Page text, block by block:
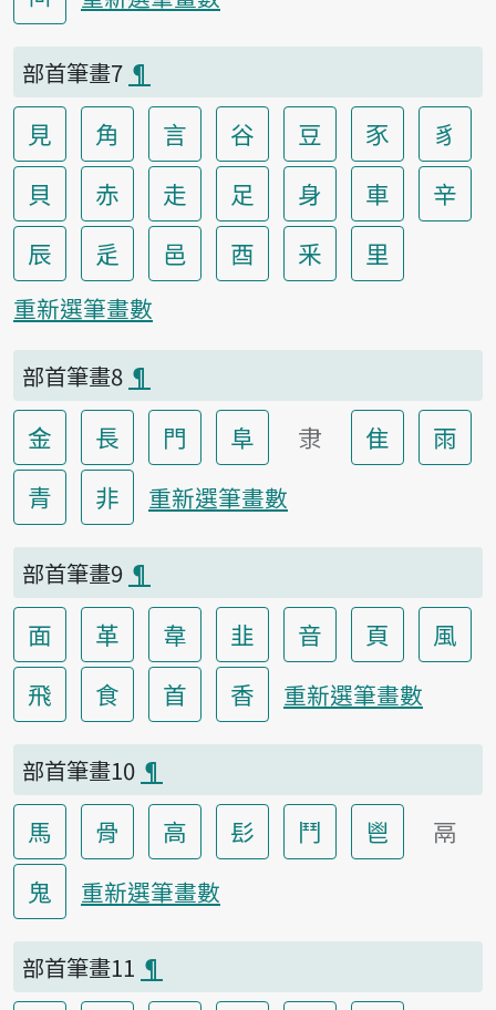
部首筆畫7 ¶
見 角 言 谷 豆 豕
豸
貝
赤 走 足 身 車
辛
辰
辵 邑 酉 釆 里
重新選筆畫數
部首筆畫8 ¶
金 長 門 阜 隶 隹
雨
青
非 重新選筆畫數
部首筆畫9 ¶
面 革 韋 韭 音 頁
風
飛
食 首 香 重新選筆畫數
部首筆畫10 ¶
馬 骨 高 髟 鬥 鬯
鬲
鬼
重新選筆畫數
部首筆畫11 ¶